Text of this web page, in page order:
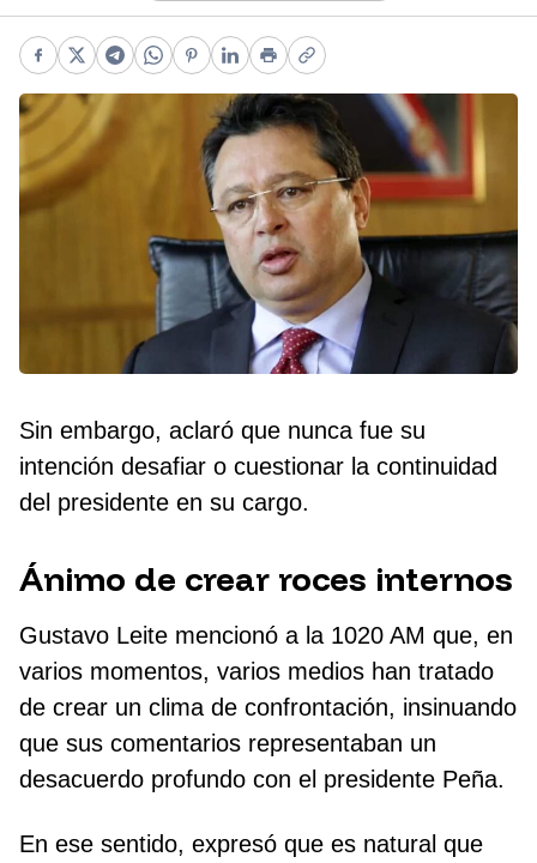
Facebook
X Telegram
WhatsApp
Pinterest
LinkedIn
PrintCopy link
Sin embargo, aclaró que nunca fue su
intención desafiar o cuestionar la continuidad
del presidente en su cargo.
Ánimo de crear roces internos
Gustavo Leite mencionó a la 1020 AM que, en
varios momentos, varios medios han tratado
de crear un clima de confrontación, insinuando
que sus comentarios representaban un
desacuerdo profundo con el presidente Peña.
En ese sentido, expresó que es natural que